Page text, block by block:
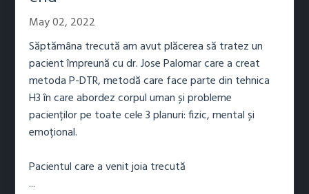
May 02, 2022
Săptămâna trecută am avut plăcerea să tratez un
pacient împreună cu dr. Jose Palomar care a creat
metoda P-DTR, metodă care face parte din tehnica
H3 în care abordez corpul uman și probleme
pacienților pe toate cele 3 planuri: fizic, mental și
emoțional.
Pacientul care a venit joia trecută
...